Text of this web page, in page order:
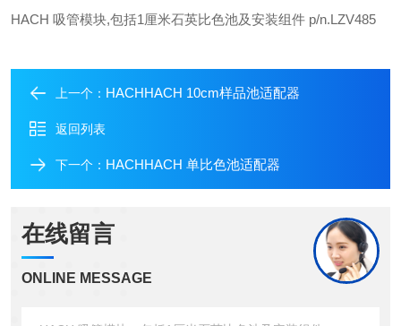
HACH 吸管模块,包括1厘米石英比色池及安装组件 p/n.LZV485
上一个： HACHHACH 10cm样品池适配器
返回列表
下一个： HACHHACH 单比色池适配器
在线留言
ONLINE MESSAGE